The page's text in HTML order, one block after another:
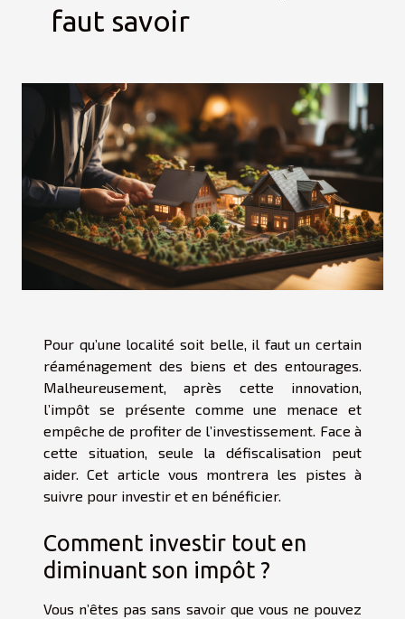
faut savoir
Pour qu’une localité soit belle, il faut un certain
réaménagement des biens et des entourages.
Malheureusement, après cette innovation,
l’impôt se présente comme une menace et
empêche de profiter de l’investissement. Face à
cette situation, seule la défiscalisation peut
aider. Cet article vous montrera les pistes à
suivre pour investir et en bénéficier.
Comment investir tout en
diminuant son impôt ?
Vous n’êtes pas sans savoir que vous ne pouvez